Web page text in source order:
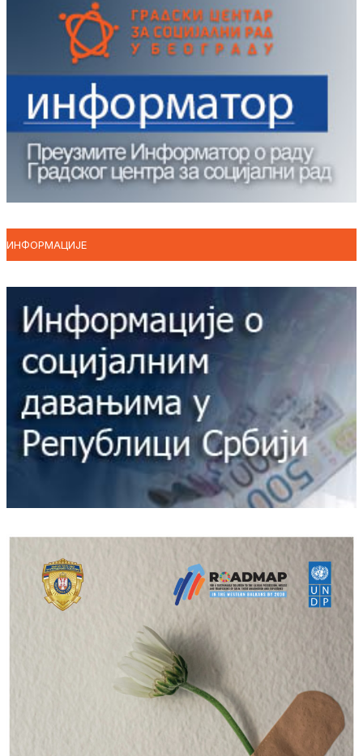
ИНФОРМАЦИЈЕ